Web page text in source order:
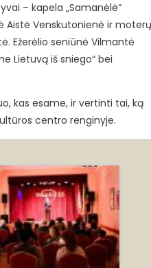
– kapela „Samanėlė“
Aistė Venskutonienė ir moterų
Ežerėlio seniūnė Vilmantė
Lietuvą iš sniego“ bei
kas esame, ir vertinti tai, ką
centro renginyje.